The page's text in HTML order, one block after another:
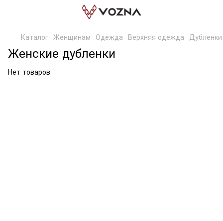
Каталог Женщинам Одежда Верхняя одежда Дубленки
Женские дубленки
Нет товаров